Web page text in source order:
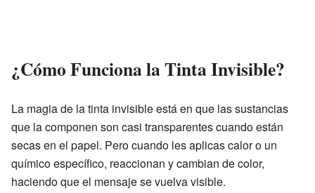
¿Cómo Funciona la Tinta Invisible?
La magia de la tinta invisible está en que las sustancias
que la componen son casi transparentes cuando están
secas en el papel. Pero cuando les aplicas calor o un
químico específico, reaccionan y cambian de color,
haciendo que el mensaje se vuelva visible.